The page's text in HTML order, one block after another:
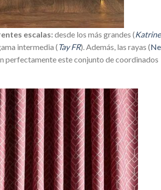
escalas:desde los más grandes (Katrine
intermedia ( Tay FR). Además, las rayas (
perfectamente este conjunto de coordinados